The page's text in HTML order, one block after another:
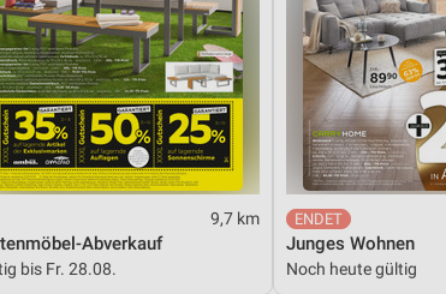
9,7 km
Abverkauf
bis Fr. 28.08.
Junges Wohnen
Noch heute gültig